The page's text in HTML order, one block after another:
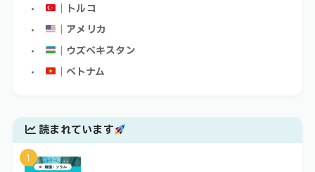
｜トルコ
｜アメリカ
｜ウズベキスタン
｜ベトナム
読まれています
1